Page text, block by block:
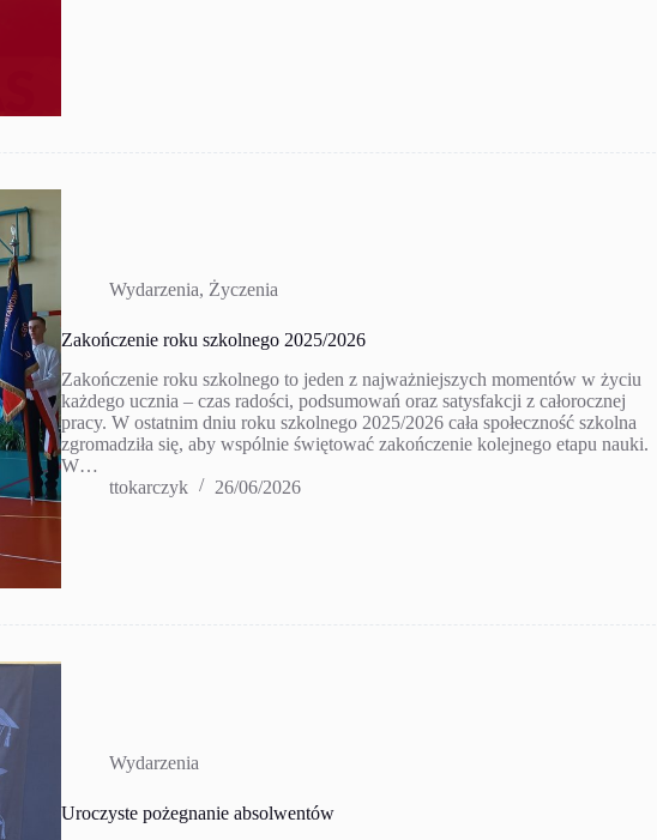
Wydarzenia, Życzenia
Zakończenie roku szkolnego 2025/2026
Zakończenie roku szkolnego to jeden z najważniejszych momentów w życiu
każdego ucznia – czas radości, podsumowań oraz satysfakcji z całorocznej
pracy. W ostatnim dniu roku szkolnego 2025/2026 cała społeczność szkolna
zgromadziła się, aby wspólnie świętować zakończenie kolejnego etapu nauki.
W…
ttokarczyk
26/06/2026
Wydarzenia
Uroczyste pożegnanie absolwentów